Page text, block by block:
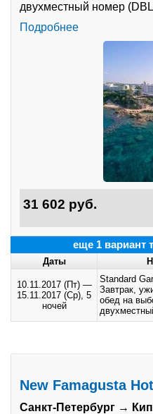
двухместный номер
Подробнее
31 602 руб.
еще 1 вариант
Даты
10.11.2017 (Пт)—
15.11.2017 (Ср), 5
ночей
Standard
Завтрак,
обед на
New Famagusta
Санкт-Петербург →